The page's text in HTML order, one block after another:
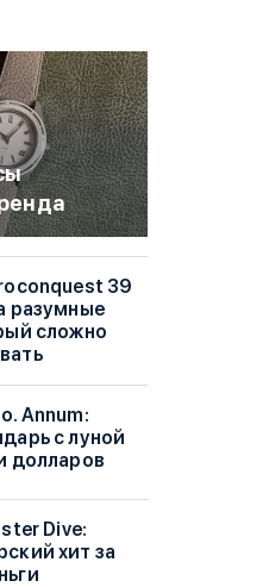
39
разумные
сложно
Annum:
с луной
долларов
Dive:
хит за